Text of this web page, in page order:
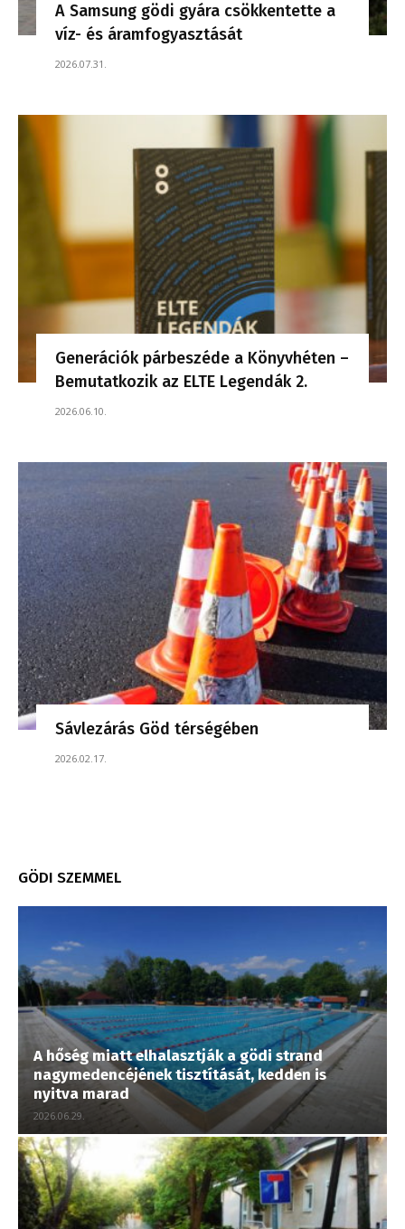
A Samsung gödi gyára csökkentette a
víz- és áramfogyasztását
2026.07.31.
Generációk párbeszéde a Könyvhéten –
Bemutatkozik az ELTE Legendák 2.
2026.06.10.
Sávlezárás Göd térségében
2026.02.17.
GÖDI SZEMMEL
A hőség miatt elhalasztják a gödi strand
nagymedencéjének tisztítását, kedden is
nyitva marad
2026.06.29.